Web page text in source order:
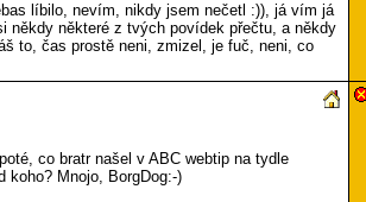
líbilo, nevím, nikdy jsem nečetl :)), já vím já
někdy některé z tvých povídek přečtu, a někdy
to, čas prostě neni, zmizel, je fuč, neni, co
co bratr našel v ABC webtip na tydle
koho? Mnojo, BorgDog:-)